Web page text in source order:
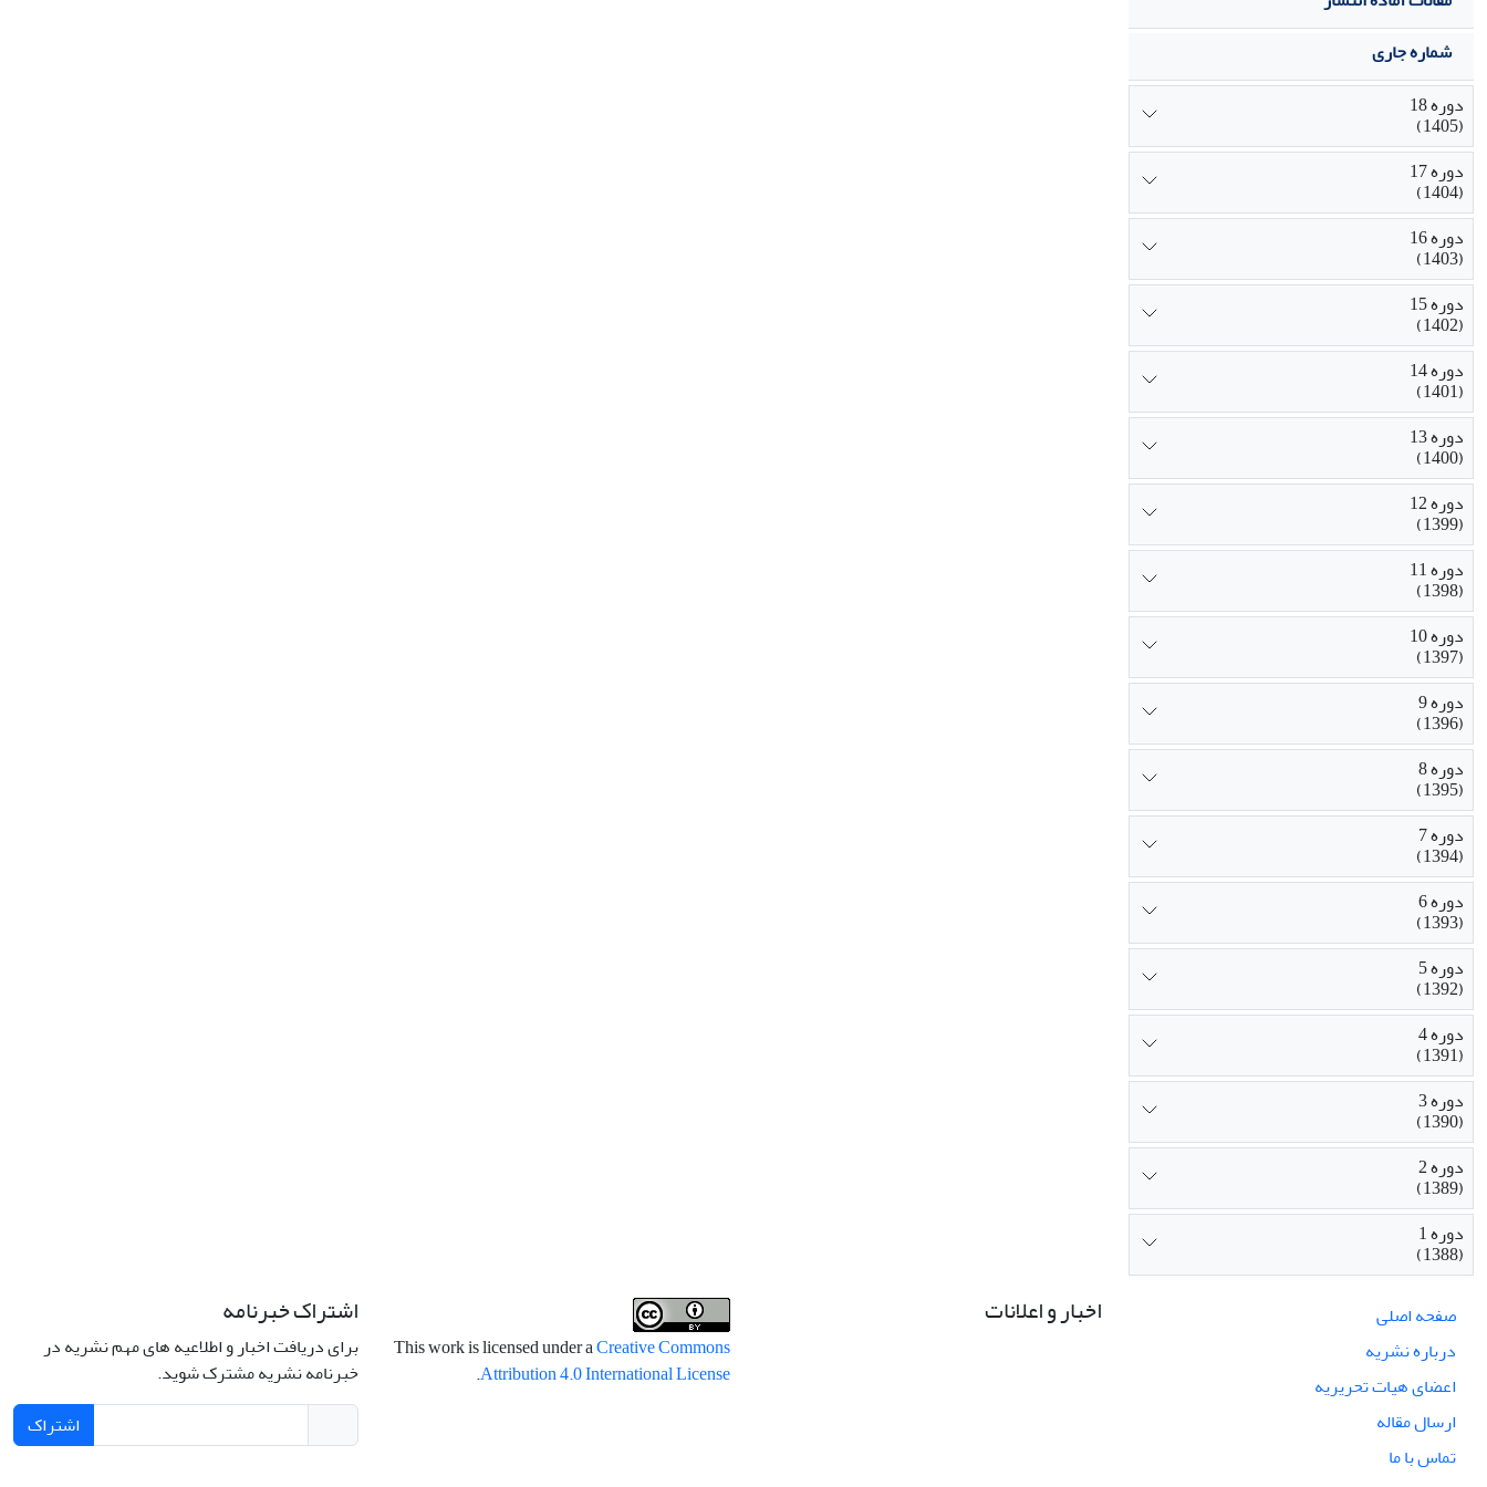
شماره جاری
دوره 18
(1405)
دوره 17
(1404)
دوره 16
(1403)
دوره 15
(1402)
دوره 14
(1401)
دوره 13
(1400)
دوره 12
(1399)
دوره 11
(1398)
دوره 10
(1397)
دوره 9
(1396)
دوره 8
(1395)
دوره 7
(1394)
دوره 6
(1393)
دوره 5
(1392)
دوره 4
(1391)
دوره 3
(1390)
دوره 2
(1389)
دوره 1
(1388)
صفحه اصلی
درباره نشریه
اعضای هیات تحریریه
ارسال مقاله
تماس با ما
اخبار و اعلانات
This work is licensed under aCreative Commons
Attribution 4.0 International License
.
اشتراک خبرنامه
برای دریافت اخبار و اطلاعیه های مهم نشریه در
خبرنامه نشریه مشترک شوید.
اشتراک